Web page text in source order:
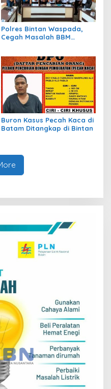
Polres Bintan Waspada,
Cegah Masalah BBM
Buron Kasus Pecah Kaca di
Batam Ditangkap di Bintan